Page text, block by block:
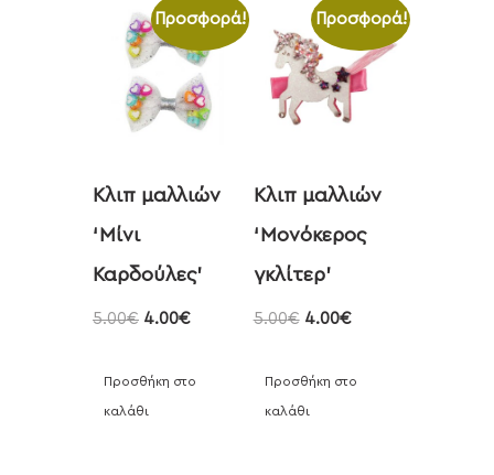
Προσφορά!
Κλιπ μαλλιών
‘Μίνι
Καρδούλες’
5.00€ 4.00€
Προσθήκη στο
καλάθι
Προσφορά!
Κλιπ μαλλιών
‘Μονόκερος
γκλίτερ’
5.00€ 4.00€
Προσθήκη στο
καλάθι